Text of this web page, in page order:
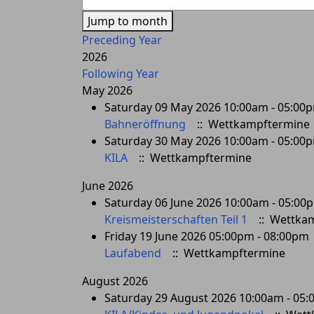
Jump to month
Preceding Year
2026
Following Year
May 2026
Saturday 09 May 2026 10:00am -
Bahneröffnung
:: Wettkampftermine
Saturday 30 May 2026 10:00am -
KILA
:: Wettkampftermine
June 2026
Saturday 06 June 2026 10:00am -
Kreismeisterschaften Teil 1
::
Friday 19 June 2026 05:00pm - 08:00pm
Laufabend
:: Wettkampftermine
August 2026
Saturday 29 August 2026 10:00am -